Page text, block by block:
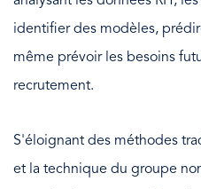
identifier des modèles,
même prévoir les besoins
recrutement.
S'éloignant des méthodes
et la technique du groupe